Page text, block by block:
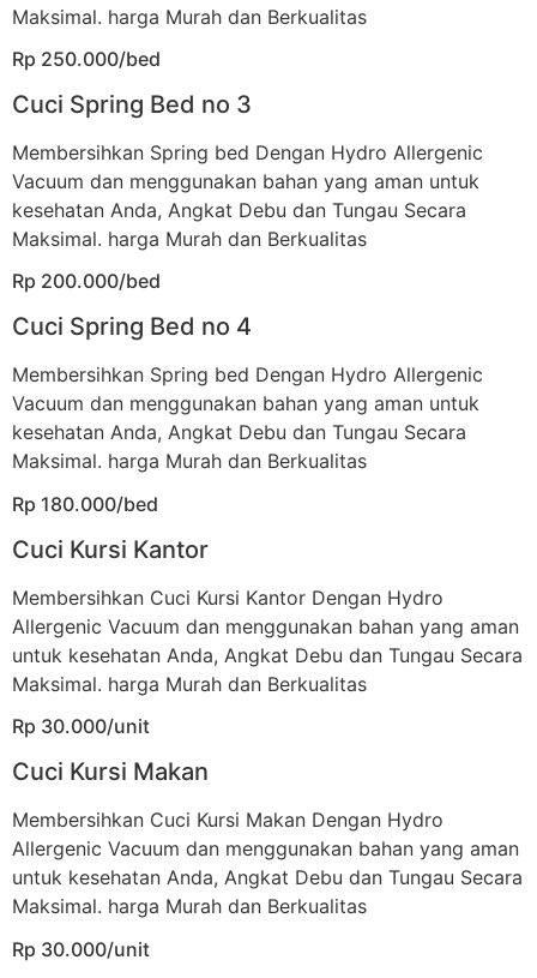
Maksimal. harga Murah dan Berkualitas
Rp 250.000/bed
Cuci Spring Bed no 3
Membersihkan Spring bed Dengan Hydro Allergenic
Vacuum dan menggunakan bahan yang aman untuk
kesehatan Anda, Angkat Debu dan Tungau Secara
Maksimal. harga Murah dan Berkualitas
Rp 200.000/bed
Cuci Spring Bed no 4
Membersihkan Spring bed Dengan Hydro Allergenic
Vacuum dan menggunakan bahan yang aman untuk
kesehatan Anda, Angkat Debu dan Tungau Secara
Maksimal. harga Murah dan Berkualitas
Rp 180.000/bed
Cuci Kursi Kantor
Membersihkan Cuci Kursi Kantor Dengan Hydro
Allergenic Vacuum dan menggunakan bahan yang aman
untuk kesehatan Anda, Angkat Debu dan Tungau Secara
Maksimal. harga Murah dan Berkualitas
Rp 30.000/unit
Cuci Kursi Makan
Membersihkan Cuci Kursi Makan Dengan Hydro
Allergenic Vacuum dan menggunakan bahan yang aman
untuk kesehatan Anda, Angkat Debu dan Tungau Secara
Maksimal. harga Murah dan Berkualitas
Rp 30.000/unit